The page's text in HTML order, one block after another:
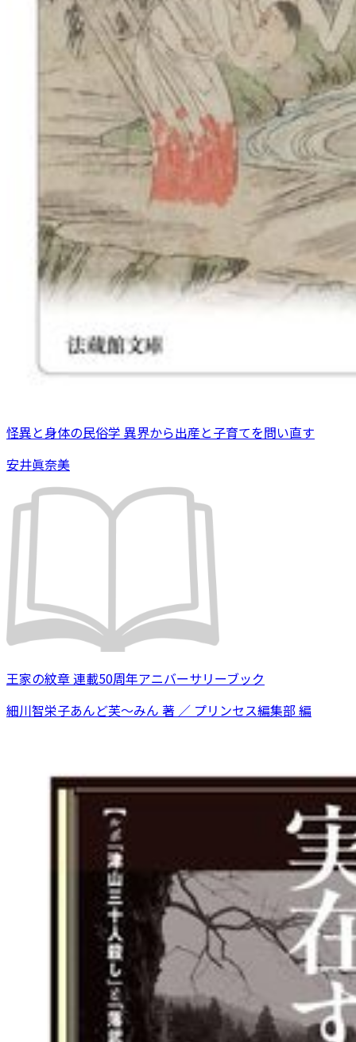
怪異と身体の民俗学 異界から出産と子育てを問い直す
安井眞奈美
王家の紋章 連載50周年アニバーサリーブック
細川智栄子あんど芙～みん 著 ／ プリンセス編集部 編